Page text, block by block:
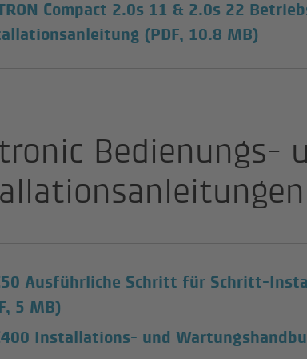
Compact 2.0s 11 & 2.0s 22
(PDF, 10.8 MB)
Bedienungs-
Ausführliche Schritt für Schritt-
5 MB)
Installations- und